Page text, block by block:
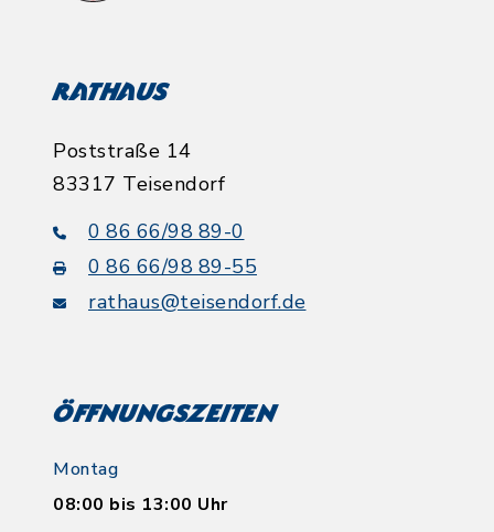
Rathaus
Poststraße 14
83317 Teisendorf
0 86 66/98 89-0
0 86 66/98 89-55
rathaus@teisendorf.de
Öffnungszeiten
Montag
08:00 bis 13:00 Uhr